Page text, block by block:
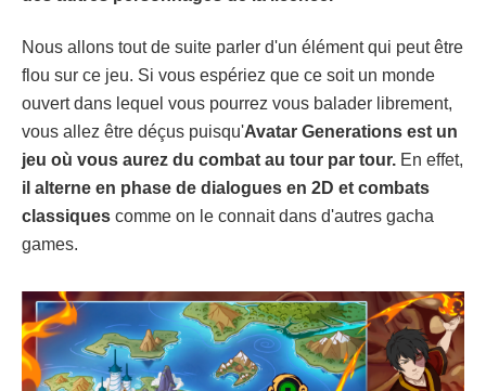
Nous allons tout de suite parler d'un élément qui peut être
flou sur ce jeu. Si vous espériez que ce soit un monde
ouvert dans lequel vous pourrez vous balader librement,
vous allez être déçus puisqu'Avatar Generations est un
jeu où vous aurez du combat au tour par tour. En effet,
il alterne en phase de dialogues en 2D et combats
classiques comme on le connait dans d'autres gacha
games.